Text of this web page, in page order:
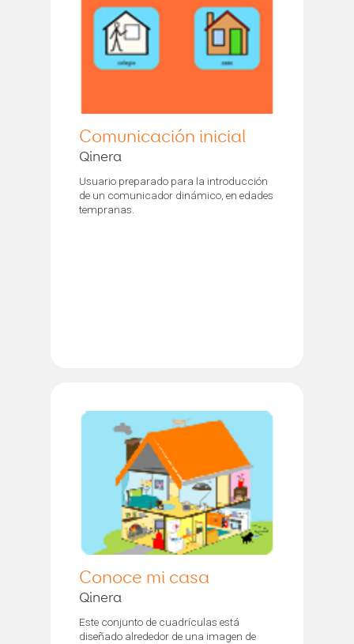
Comunicación inicial
Qinera
Usuario preparado para la introducción
de un comunicador dinámico, en edades
tempranas.
Conoce mi casa
Qinera
Este conjunto de cuadrículas está
diseñado alrededor de una imagen de